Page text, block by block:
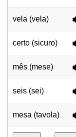
vela (vela)
certo (sicuro)
mês (mese)
seis (sei)
mesa (tavola)